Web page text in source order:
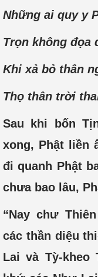
Những ai quy y
Trọn không đọa
Khi xả bỏ thân
Thọ thân trời
Sau khi bốn
xong, Phật liền
đi quanh Phật
chưa bao lâu,
“Nay chư
các thần diệu
Lai và Tỳ-kheo